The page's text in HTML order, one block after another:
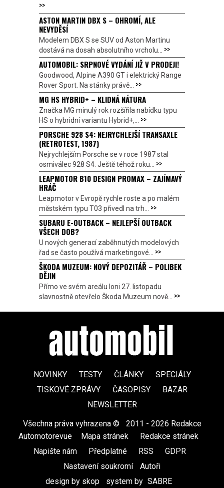
>>
ASTON MARTIN DBX S – OHROMÍ, ALE
NEVYDĚSÍ
Modelem DBX S se SUV od Aston Martinu
dostává na dosah absolutního vrcholu... >>
AUTOMOBIL: SRPNOVÉ VYDÁNÍ JIŽ V PRODEJI!
Goodwood, Alpine A390 GT i elektrický Range
Rover Sport. Na stánky právě... >>
MG HS HYBRID+ – KLIDNÁ NÁTURA
Značka MG minulý rok rozšířila nabídku typu
HS o hybridní variantu Hybrid+,... >>
PORSCHE 928 S4: NEJRYCHLEJŠÍ TRANSAXLE
(RETROTEST, 1987)
Nejrychlejším Porsche se v roce 1987 stal
osmiválec 928 S4. Ještě téhož roku... >>
LEAPMOTOR B10 DESIGN PROMAX – ZAJÍMAVÝ
HRÁČ
Leapmotor v Evropě rychle roste a po malém
městském typu T03 přivedl na trh... >>
SUBARU E-OUTBACK – NEJLEPŠÍ OUTBACK
VŠECH DOB?
U nových generací zaběhnutých modelových
řad se často používá marketingové... >>
ŠKODA MUZEUM: NOVÝ DEPOZITÁŘ – POLIBEK
DĚJIN
Přímo ve svém areálu loni 27. listopadu
slavnostně otevřelo Škoda Muzeum nově... >>
NOVINKY TESTY ČLÁNKY
SPECIÁLY
TISKOVÉ ZPRÁVY
ČASOPISY
BAZAR
NEWSLETTER
Všechna práva vyhrazena ©
2011 - 2026 Redakce
Automotorevue
Mapa stránek Redakce stránek
Napište nám
Předplatné RSS GDPR
Nastavení soukromí
Autoři
design by skop
system by SABRE